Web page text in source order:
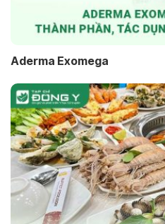
Aderma Exomega